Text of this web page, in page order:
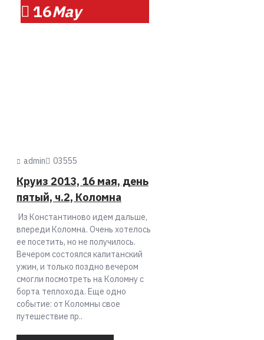
16May
admin 03555
Круиз 2013, 16 мая, день
пятый, ч.2, Коломна
Из Константиново идем дальше,
впереди Коломна. Очень хотелось
ее посетить, но не получилось.
Вечером состоялся капитанский
ужин, и только поздно вечером
смогли посмотреть на Коломну с
борта теплохода. Еще одно
событие: от Коломны свое
путешествие пр..